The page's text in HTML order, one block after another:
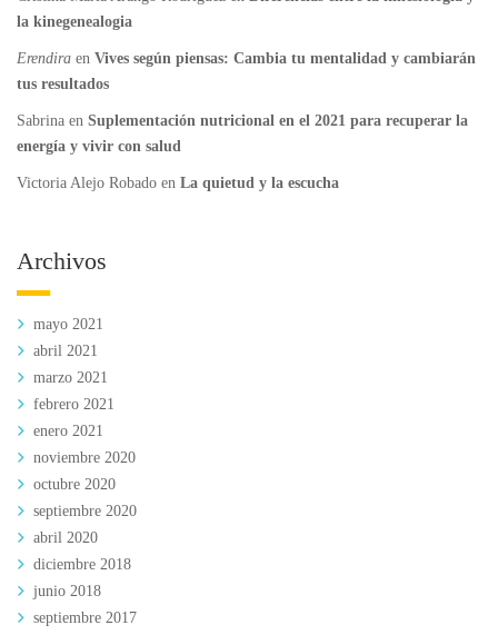
la kinegenealogia
Erendira en Vives según piensas: Cambia tu mentalidad y cambiarán
tus resultados
Sabrina en Suplementación nutricional en el 2021 para recuperar la
energía y vivir con salud
Victoria Alejo Robado en La quietud y la escucha
Archivos
mayo 2021
abril 2021
marzo 2021
febrero 2021
enero 2021
noviembre 2020
octubre 2020
septiembre 2020
abril 2020
diciembre 2018
junio 2018
septiembre 2017